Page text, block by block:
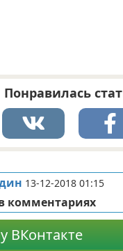
Понравилась
13-12-2018 01:15
комментариях
ВКонтакте